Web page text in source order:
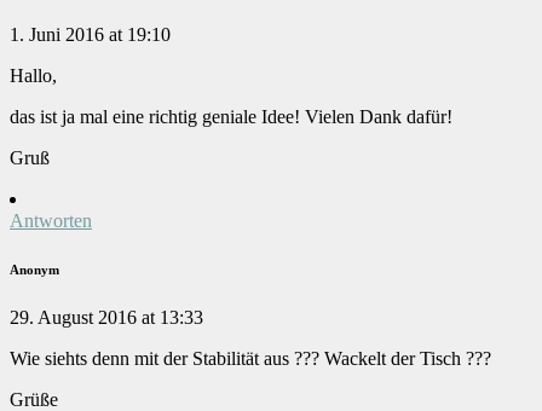
1. Juni 2016 at 19:10
Hallo,
das ist ja mal eine richtig geniale Idee! Vielen Dank dafür!
Gruß
Antworten
Anonym
29. August 2016 at 13:33
Wie siehts denn mit der Stabilität aus ??? Wackelt der Tisch ???
Grüße